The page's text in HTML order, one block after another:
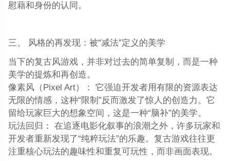
慰藉和身份的认同。
三、 风格的再发现：被“减法”定义的美学
当下的复古风游戏，并非对过去的简单复制，而是一种
美学的提炼和再创造。
像素风（Pixel Art）：
它强迫开发者用有限的资源表达
无限的情感，这种“限制”反而激发了惊人的创造力。它
留给玩家巨大的想象空间，这是一种“脑补”的美学。
玩法回归：
在追逐电影化叙事的浪潮之外，许多玩家和
开发者重新发现了“纯粹玩法”的乐趣。复古游戏往往更
注重核心玩法的趣味性和重复可玩性，而非画面表现。